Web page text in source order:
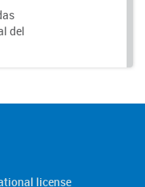
del
license